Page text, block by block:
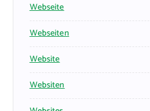
Webseite
Webseiten
Website
Websiten